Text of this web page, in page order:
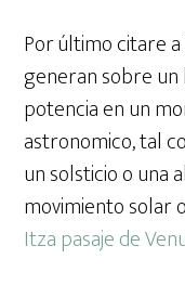
Por último citare
generan sobre
potencia en un
astronomico, tal
un solsticio o una
movimiento solar
Itza pasaje de